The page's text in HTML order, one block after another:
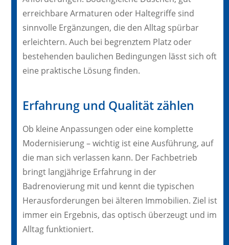
erreichbare Armaturen oder Haltegriffe sind
sinnvolle Ergänzungen, die den Alltag spürbar
erleichtern. Auch bei begrenztem Platz oder
bestehenden baulichen Bedingungen lässt sich oft
eine praktische Lösung finden.
Erfahrung und Qualität zählen
Ob kleine Anpassungen oder eine komplette
Modernisierung – wichtig ist eine Ausführung, auf
die man sich verlassen kann. Der Fachbetrieb
bringt langjährige Erfahrung in der
Badrenovierung mit und kennt die typischen
Herausforderungen bei älteren Immobilien. Ziel ist
immer ein Ergebnis, das optisch überzeugt und im
Alltag funktioniert.